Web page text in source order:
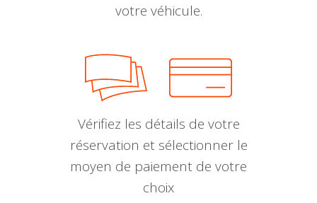
votre véhicule.
Vérifiez les détails de votre
réservation et sélectionner le
moyen de paiement de votre
choix